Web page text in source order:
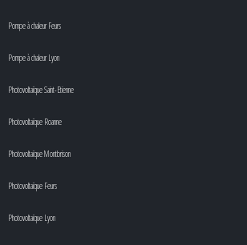
Pompe à chaleur Feurs
Pompe à chaleur Lyon
Photovoltaïque Saint-Etienne
Photovoltaïque Roanne
Photovoltaïque Montbrison
Photovoltaïque Feurs
Photovoltaïque Lyon